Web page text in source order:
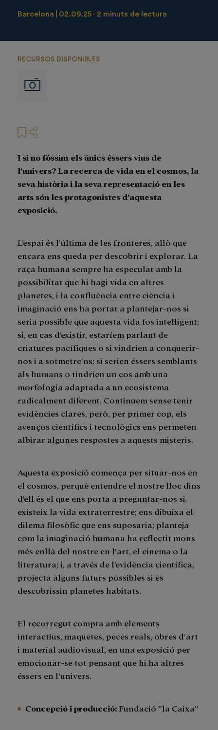
Barcelona 02.09.25 2 minuts de lectura
RECURSOS DISPONIBLES
Imágenes
I si no fóssim els únics éssers vius de
l’univers? La recerca de vida en el cosmos, la
seva història i la seva representació en les
arts són les protagonistes d’aquesta
exposició.
L’espai és l’última de les fronteres, allò que
encara ens queda per descobrir i explorar. La
raça humana sempre ha especulat amb la
possibilitat que hi hagi vida en altres
planetes, i la confluència entre ciència i
imaginació ens ha portat a plantejar-nos si
seria possible que aquesta vida fos intel·ligent;
si, en cas d’existir, estaríem parlant de
criatures pacífiques o si vindrien a conquerir-
nos i a sotmetre’ns; si serien éssers semblants
als humans o tindrien un cos amb una
morfologia adaptada a un ecosistema
radicalment diferent. Continuem sense tenir
evidències clares, però, per primer cop, els
avenços científics i tecnològics ens permeten
albirar algunes respostes a aquests misteris.
Aquesta exposició comença per situar-nos en
el cosmos, perquè entendre el nostre lloc dins
d’ell és el que ens porta a preguntar-nos si
existeix la vida extraterrestre; ens dibuixa el
dilema filosòfic que ens suposaria; planteja
com la imaginació humana ha reflectit mons
més enllà del nostre en l’art, el cinema o la
literatura; i, a través de l’evidència científica,
projecta alguns futurs possibles si es
descobrissin planetes habitats.
El recorregut compta amb elements
interactius, maquetes, peces reals, obres d’art
i material audiovisual, en una exposició per
emocionar-se tot pensant que hi ha altres
éssers en l’univers.
Concepció i producció:Fundació ”la Caixa”